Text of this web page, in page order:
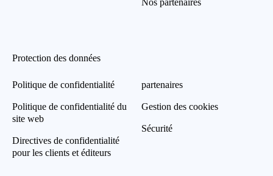
Protection des données
Politique de confidentialité
Politique de confidentialité du
site web
Directives de confidentialité
pour les clients et éditeurs
partenaires
Gestion des cookies
Sécurité